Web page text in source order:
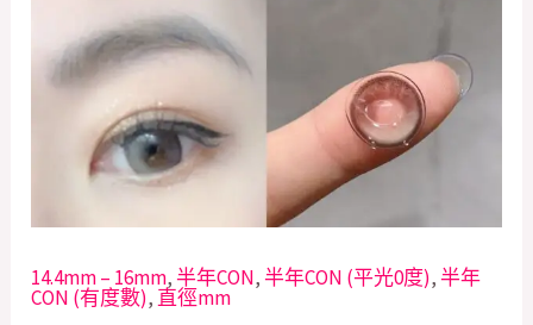
14.4mm – 16mm,半年CON,半年CON (平光0度),半年
CON (有度數), 直徑mm